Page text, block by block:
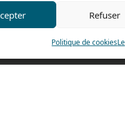
Refuser
Politique de cookies